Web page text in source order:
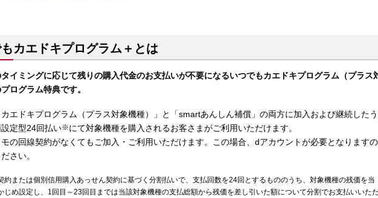
カエドキプログラム＋とは
イミングに応じて残りの購入代金のお支払いが不要になるいつでもカエドキプログラム（プラス
ログラム特典です。
カエドキプログラム（プラス対象機種）」と「smartあんしん補償」の両方に加入および継続したう
定型24回払い※にて対象機種を購入されるお客さまがご利用いただけます。
の回線契約がなくてもご加入・ご利用いただけます。この場合、dアカウントが必要となりますの
さい。
約または個別信用購入あっせん契約に基づく分割払いで、支払回数を24回とするもののうち、対象機種の残価を当
じめ設定し、1回目～23回目までは当該対象機種の支払総額から残価を差し引いた額について分割でお支払いいた